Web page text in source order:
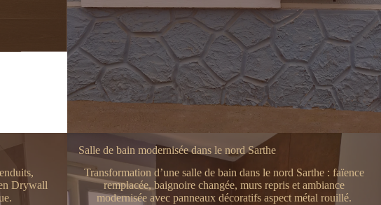
Drywall
Salle de bain modernisée dans le nord Sarthe
Transformation d’une salle de bain dans le nord Sarthe : faïence
remplacée, baignoire changée, murs repris et ambiance
modernisée avec panneaux décoratifs aspect métal rouillé.